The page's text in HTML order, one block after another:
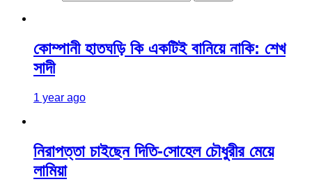
কোম্পানী হাতঘড়ি কি একটিই বানিয়ে নাকি: শেখ
সাদী
1 year ago
নিরাপত্তা চাইছেন দিতি-সোহেল চৌধুরীর মেয়ে
লামিয়া